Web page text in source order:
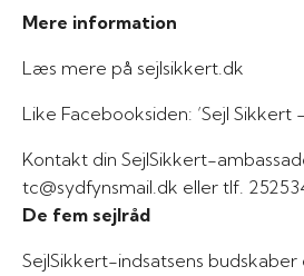
Mere information
Læs mere på sejlsikkert.dk
Like Facebooksiden: ’Sejl Sikkert
Kontakt din SejlSikkert-
tc@sydfynsmail.dk eller tlf.
De fem sejlråd
SejlSikkert-indsatsens